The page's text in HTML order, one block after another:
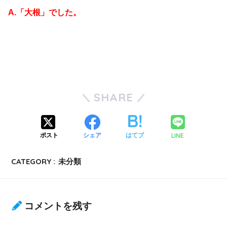
A.「大根」でした。
SHARE
ポスト シェア はてブ LINE
CATEGORY : 未分類
コメントを残す